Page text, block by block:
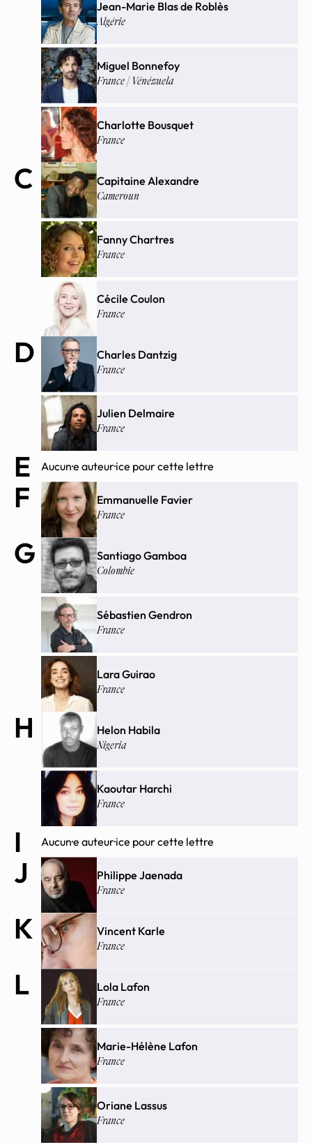
Jean-Marie Blas de Roblès
Algérie
Miguel Bonnefoy
France | Vénézuela
Charlotte Bousquet
France
C Capitaine Alexandre
Cameroun
Fanny Chartres
France
Cécile Coulon
France
D Charles Dantzig
France
Julien Delmaire
France
E Aucun·e auteur·ice pour cette lettre
F Emmanuelle Favier
France
G Santiago Gamboa
Colombie
Sébastien Gendron
France
Lara Guirao
France
H Helon Habila
Nigeria
Kaoutar Harchi
France
I Aucun·e auteur·ice pour cette lettre
J Philippe Jaenada
France
K Vincent Karle
France
L Lola Lafon
France
Marie-Hélène Lafon
France
Oriane Lassus
France